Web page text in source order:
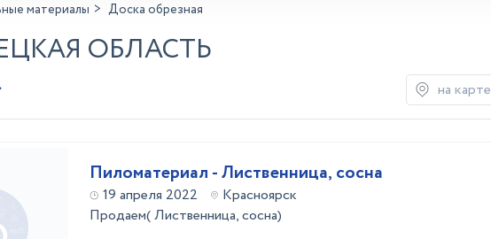
материалы Доска обрезная
ОБЛАСТЬ
на карте
Пиломатериал - Лиственница, сосна
19 апреля 2022
Красноярск
Продаем( Лиственница, сосна)